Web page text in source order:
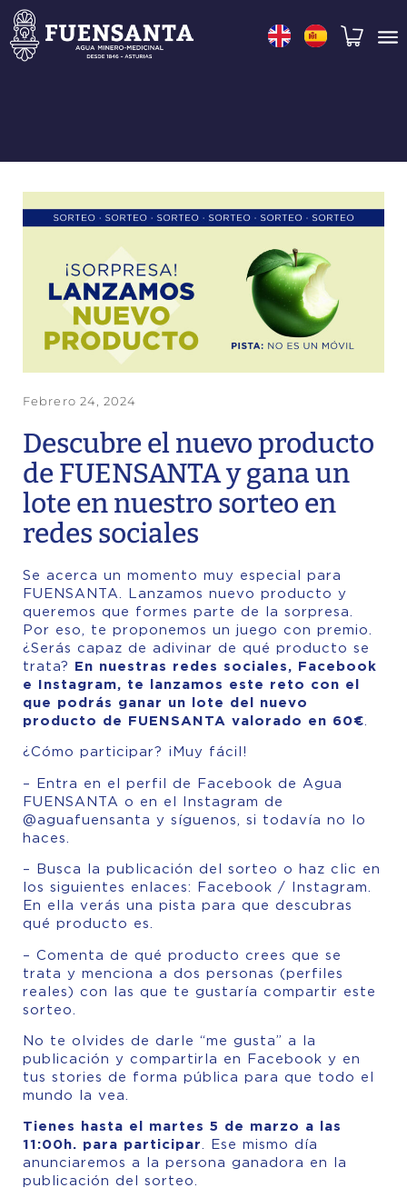
Febrero 24, 2024
Descubre el nuevo producto
de FUENSANTA y gana un
lote en nuestro sorteo en
redes sociales
Se acerca un momento muy especial para
FUENSANTA. Lanzamos nuevo producto y
queremos que formes parte de la sorpresa.
Por eso, te proponemos un juego con premio.
¿Serás capaz de adivinar de qué producto se
trata?
En nuestras redes sociales, Facebook
e Instagram, te lanzamos este reto con el
que podrás ganar un lote del nuevo
producto de FUENSANTA valorado en 60€.
¿Cómo participar? ¡Muy fácil!
– Entra en el perfil de
Facebook de Agua
FUENSANTA o en el Instagram de
@aguafuensanta y síguenos, si todavía no lo
haces.
– Busca la publicación del sorteo o haz clic en
los siguientes enlaces: Facebook / Instagram.
En ella verás una pista para que descubras
qué producto es.
– Comenta de qué producto crees que se
trata y menciona a dos personas (perfiles
reales) con las que te gustaría compartir este
sorteo.
No te olvides de darle “me gusta” a la
publicación y compartirla en Facebook y en
tus stories de forma pública para que todo el
mundo la vea.
Tienes hasta el martes 5 de marzo a las
11:00h. para participar. Ese mismo día
anunciaremos a la persona ganadora en la
publicación del sorteo.